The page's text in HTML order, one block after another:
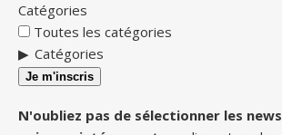
Catégories
Toutes les catégories
Catégories
Je m'inscris
N'oubliez pas de sélectionner les